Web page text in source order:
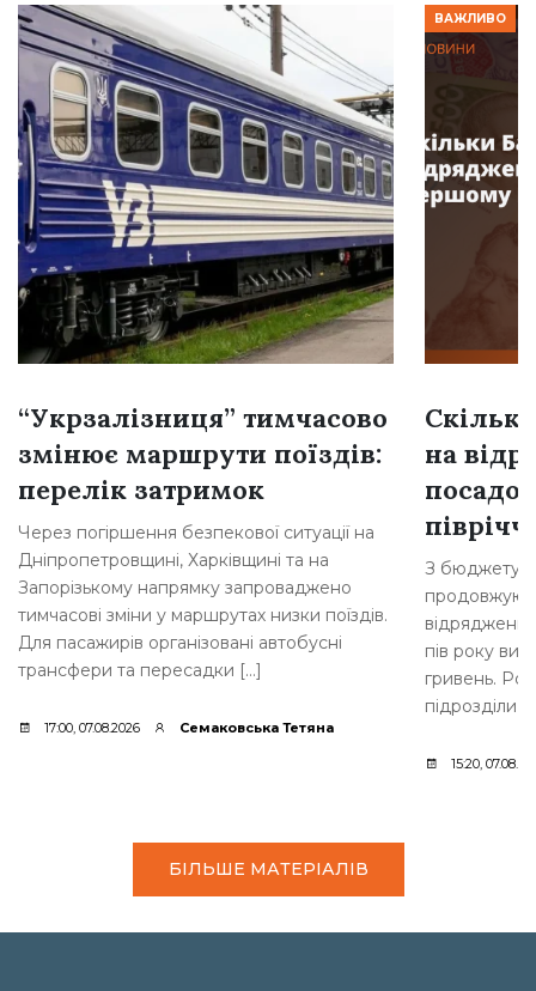
“Укрзалізниця” тимчасово
змінює маршрути поїздів:
перелік затримок
Через погіршення безпекової ситуації на
Дніпропетровщині, Харківщині та на
Запорізькому напрямку запроваджено
тимчасові зміни у маршрутах низки поїздів.
Для пасажирів організовані автобусні
трансфери та пересадки […]
17:00, 07.08.2026 Семаковська Тетяна
ВАЖЛИВО
на
З бюджету
пів року
гривень.
підрозділи
15:20,
БІЛЬШЕ МАТЕРІАЛІВ